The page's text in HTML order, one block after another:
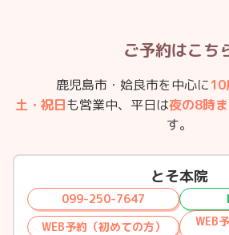
ご予約はこち
鹿児島市・姶良市を中心に10
土・祝日も営業中、平日は夜の8時
す。
とそ本院
099-250-7647
WEB予約（初めての方）
WEB